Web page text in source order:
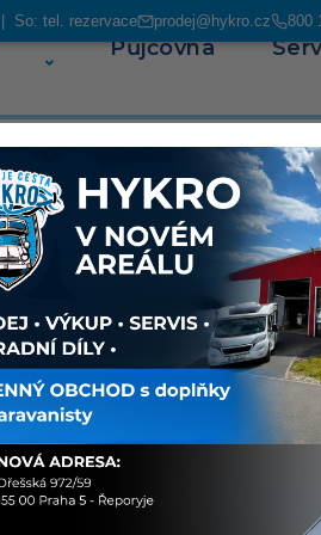
So: tel. rezervace prodej@hykro.cz 800
Půjčovna